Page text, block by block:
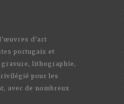
d'art
portugais et
lithographie,
pour les
avec de nombreux